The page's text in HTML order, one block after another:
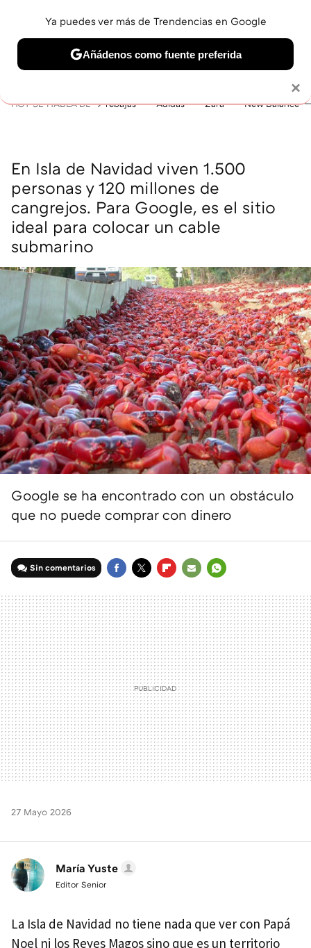
BELLEZA SHOPPING VIAJES GASTRO SNEAKERS
HOY SE HABLA DE rebajas Adidas Zara New Balance
En Isla de Navidad viven 1.500
personas y 120 millones de
cangrejos. Para Google, es el sitio
ideal para colocar un cable
submarino
Google se ha encontrado con un obstáculo
que no puede comprar con dinero
Sin comentarios
MAIL
27 Mayo 2026
María Yuste
Editor Senior
La Isla de Navidad no tiene nada que ver con Papá
Noel ni los Reyes Magos sino que es un territorio
×
Ya puedes ver más de Trendencias en Google
Añádenos como fuente preferida